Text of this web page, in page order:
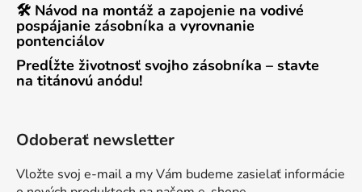
🛠 Návod na montáž a zapojenie na vodivé
pospájanie zásobníka a vyrovnanie
pontenciálov
Predĺžte životnosť svojho zásobníka – stavte
na titánovú anódu!
Odoberať newsletter
Vložte svoj e-mail a my Vám budeme zasielať informácie